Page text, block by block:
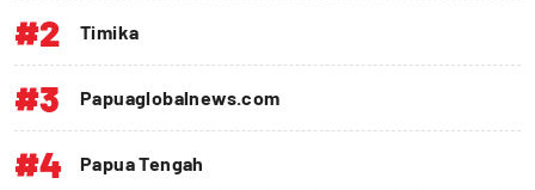
#2 Timika
#3 Papuaglobalnews.com
#4 Papua Tengah